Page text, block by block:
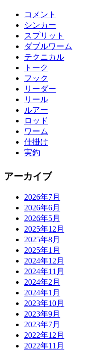
コメント
シンカー
スプリット
ダブルワーム
テクニカル
トーク
フック
リーダー
リール
ルアー
ロッド
ワーム
仕掛け
実釣
アーカイブ
2026年7月
2026年6月
2026年5月
2025年12月
2025年8月
2025年1月
2024年12月
2024年11月
2024年2月
2024年1月
2023年10月
2023年9月
2023年7月
2022年12月
2022年11月